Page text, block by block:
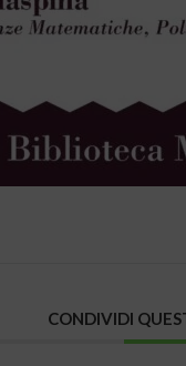
CONDIVIDI